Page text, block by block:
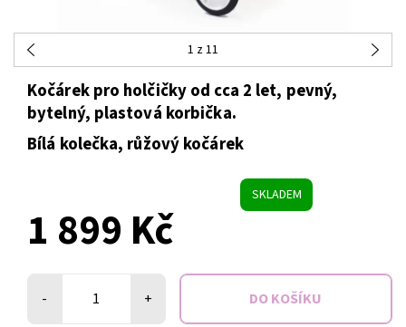
1 z 11
Kočárek pro holčičky od cca 2 let, pevný,
bytelný, plastová korbička.
Bílá kolečka, růžový kočárek
SKLADEM
1 899 Kč
- +